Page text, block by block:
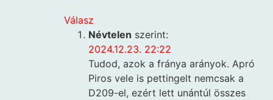
Válasz
Névtelen szerint:
2024.12.23. 22:22
Tudod, azok a fránya arányok. Apró
Piros vele is pettingelt nemcsak a
D209-el, ezért lett unántúl összes